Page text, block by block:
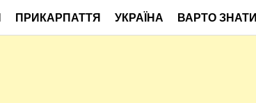
ПРИКАРПАТТЯ УКРАЇНА ВАРТО ЗНАТИ